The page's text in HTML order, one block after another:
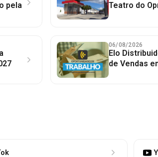
pela
Teatro do
06/08/2026
Elo
de Vendas